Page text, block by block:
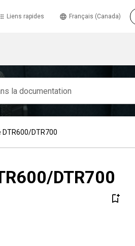
Liens rapides Français (Canada)
DTR700
DTR700